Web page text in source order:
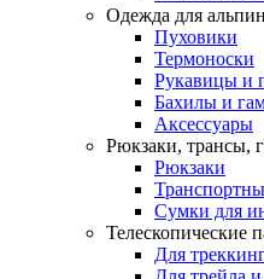
Одежда для
Пуховики
Термоноски
Рукавицы и
Бахилы и
Аксессуары
Рюкзаки, трансы,
Рюкзаки
Сумки для
Телескопические
Для